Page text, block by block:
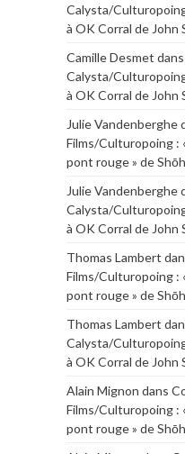
Calysta/
à OK Corral de John
Camille Desmet dans
Calysta/
à OK Corral de John
Julie Vandenberghe
Films/Culturopoing :
pont rouge » de
Julie Vandenberghe
Calysta/
à OK Corral de John
Thomas Lambert
Films/Culturopoing :
pont rouge » de
Thomas Lambert
Calysta/
à OK Corral de John
Alain Mignon dans
Films/Culturopoing :
pont rouge » de